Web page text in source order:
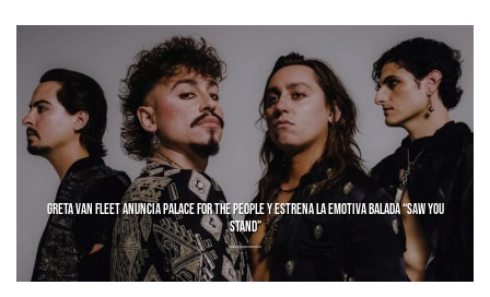
GRETA VAN FLEET ANUNCIA PALACE FOR THE PEOPLE Y ESTRENA LA EMOTIVA BALADA “SAW YOU
STAND”